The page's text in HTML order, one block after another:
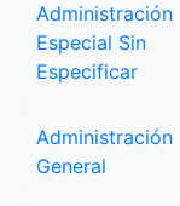
Administración
Especial Sin
Especificar
Administración
General